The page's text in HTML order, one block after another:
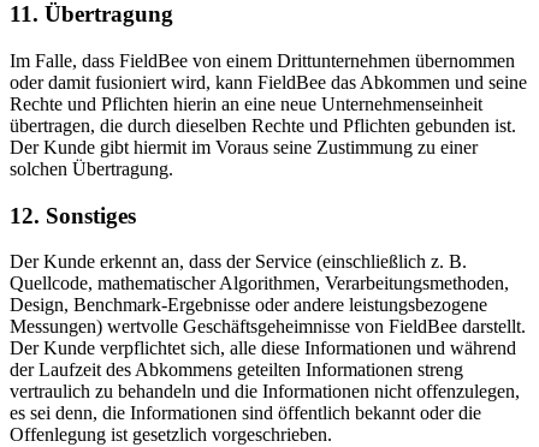
11. Übertragung
Im Falle, dass FieldBee von einem Drittunternehmen übernommen
oder damit fusioniert wird, kann FieldBee das Abkommen und seine
Rechte und Pflichten hierin an eine neue Unternehmenseinheit
übertragen, die durch dieselben Rechte und Pflichten gebunden ist.
Der Kunde gibt hiermit im Voraus seine Zustimmung zu einer
solchen Übertragung.
12. Sonstiges
Der Kunde erkennt an, dass der Service (einschließlich z. B.
Quellcode, mathematischer Algorithmen, Verarbeitungsmethoden,
Design, Benchmark-Ergebnisse oder andere leistungsbezogene
Messungen) wertvolle Geschäftsgeheimnisse von FieldBee darstellt.
Der Kunde verpflichtet sich, alle diese Informationen und während
der Laufzeit des Abkommens geteilten Informationen streng
vertraulich zu behandeln und die Informationen nicht offenzulegen,
es sei denn, die Informationen sind öffentlich bekannt oder die
Offenlegung ist gesetzlich vorgeschrieben.